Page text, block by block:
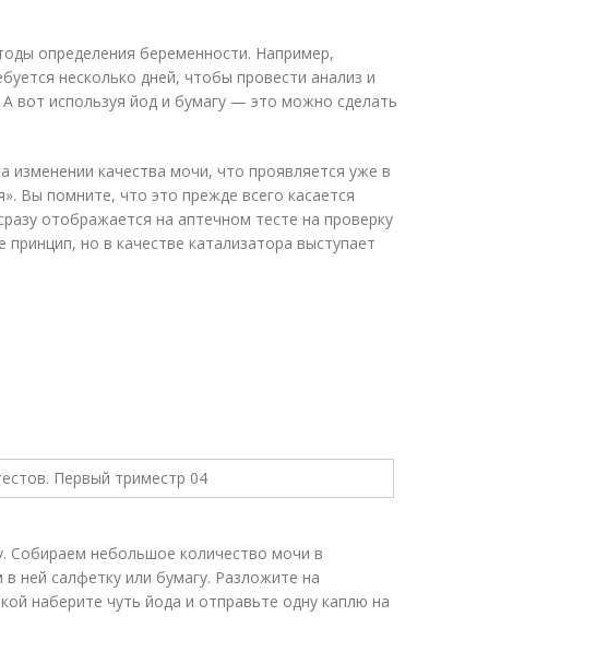
определения беременности. Например,
несколько дней, чтобы провести анализ и
А вот используя йод и бумагу — это можно сделать
изменении качества мочи, что проявляется уже в
Вы помните, что это прежде всего касается
отображается на аптечном тесте на проверку
но в качестве катализатора выступает
Собираем небольшое количество мочи в
ней салфетку или бумагу. Разложите на
наберите чуть йода и отправьте одну каплю на